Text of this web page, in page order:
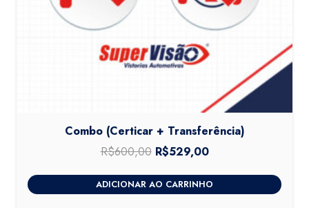
Combo (Certicar + Transferência)
R$600,00 O
preço
original
R$529,00O
preço
atual
ADICIONAR AO CARRINHO